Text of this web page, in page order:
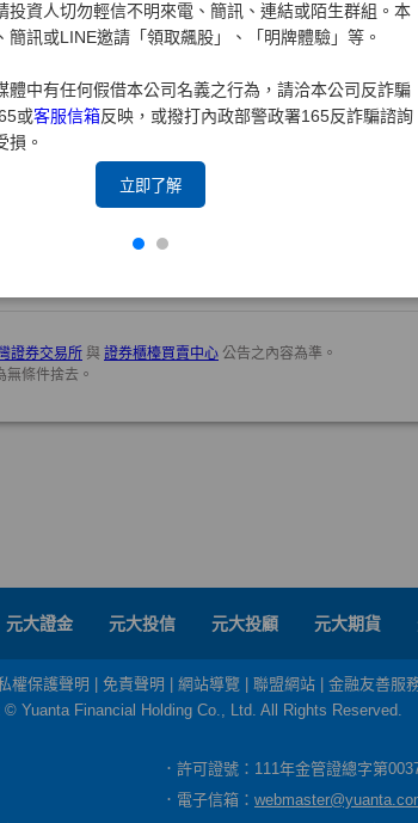
投資人切勿輕信不明來電、簡訊、連結或陌生群組。本
簡訊或LINE邀請「領取飆股」、「明牌體驗」等。
體中有任何假借本公司名義之行為，請洽本公司反詐騙
或客服信箱反映，或撥打內政部警政署165反詐騙諮詢
損。
立即了解
元大證金 元大投信 元大投顧 元大期貨
權保護聲明 免責聲明 網站導覽 聯盟網站
金融友善服
© Yuanta Financial Holding Co., Ltd. All Rights Reserved.
．許可證號：111年金管證總字第
．電子信箱：